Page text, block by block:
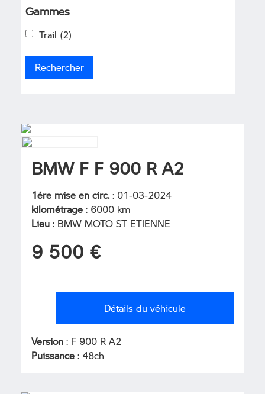
Gammes
Trail (2)
BMW F F 900 R A2
1ére mise en circ.: 01-03-2024
kilométrage: 6000 km
Lieu : BMW MOTO ST ETIENNE
9 500 €
Détails du véhicule
Version : F 900 R A2
Puissance : 48ch